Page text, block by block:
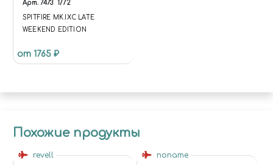
Арт. 7473 1/72
SPITFIRE MK.IXC LATE
WEEKEND EDITION
от 1765 ₽
Похожие продукты
revell noname